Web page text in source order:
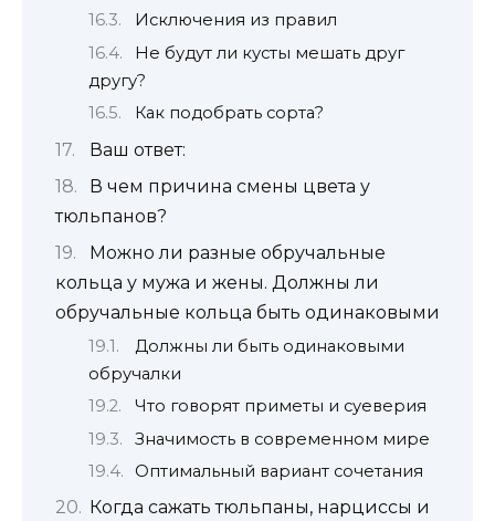
Исключения из правил
Не будут ли кусты мешать друг
другу?
Как подобрать сорта?
Ваш ответ:
В чем причина смены цвета у
тюльпанов?
Можно ли разные обручальные
кольца у мужа и жены. Должны ли
обручальные кольца быть одинаковыми
Должны ли быть одинаковыми
обручалки
Что говорят приметы и суеверия
Значимость в современном мире
Оптимальный вариант сочетания
Когда сажать тюльпаны, нарциссы и